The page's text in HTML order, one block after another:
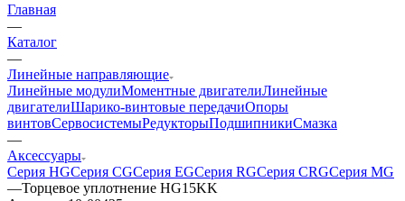
Главная
—
Каталог
—
Линейные направляющие
Линейные модулиМоментные двигателиЛинейные
двигателиШарико-винтовые передачиОпоры
винтовСервосистемыРедукторыПодшипникиСмазка
—
Аксессуары
Серия HGСерия CGСерия EGСерия RGСерия CRGСерия MG
—Торцевое уплотнение HG15KK